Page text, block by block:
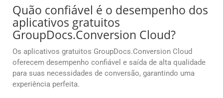
Quão confiável é o desempenho dos
aplicativos gratuitos
GroupDocs.Conversion Cloud?
Os aplicativos gratuitos GroupDocs.Conversion Cloud
oferecem desempenho confiável e saída de alta qualidade
para suas necessidades de conversão, garantindo uma
experiência perfeita.